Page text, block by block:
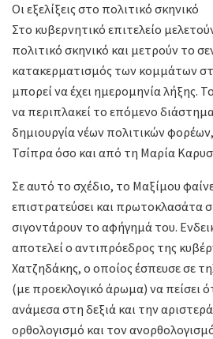
Οι εξελίξεις στο πολιτικό σκηνικό
Στο κυβερνητικό επιτελείο
πολιτικό σκηνικό και μετρούν το
κατακερματισμός των κομμάτων
μπορεί να έχει ημερομηνία λήξης.
να περιπλακεί το επόμενο
δημιουργία νέων πολιτικών
Τσίπρα όσο και από τη Μαρία
Σε αυτό το σχέδιο, το Μαξίμου
επιστρατεύσει και πρωτοκλασάτα
σιγοντάρουν το αφήγημά του.
αποτελεί ο αντιπρόεδρος της
Χατζηδάκης, ο οποίος έσπευσε σε
(με προεκλογικό άρωμα) να πείσει
ανάμεσα στη δεξιά και την
ορθολογισμό και τον